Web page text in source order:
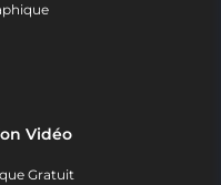
Vidéo
Gratuit